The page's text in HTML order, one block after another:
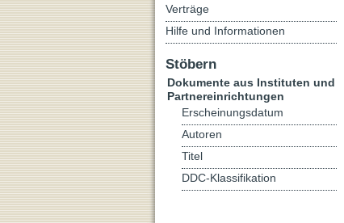
Verträge
Hilfe und Informationen
Stöbern
Dokumente aus Instituten und
Partnereinrichtungen
Erscheinungsdatum
Autoren
Titel
DDC-Klassifikation